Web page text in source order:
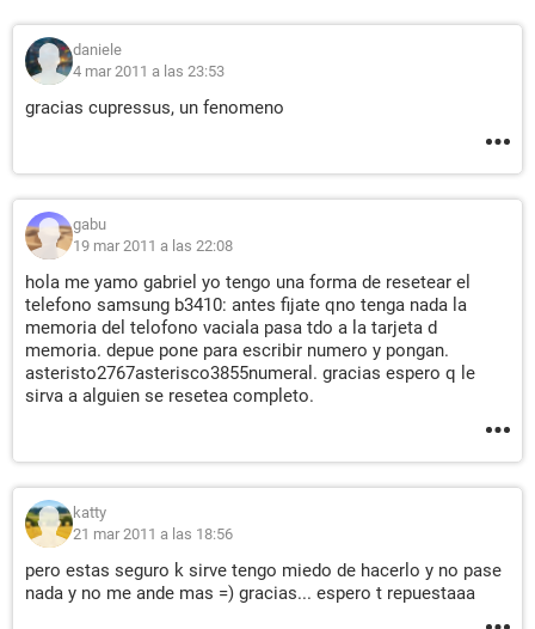
daniele
4 mar 2011 a las 23:53
gracias cupressus, un fenomeno
gabu
19 mar 2011 a las 22:08
hola me yamo gabriel yo tengo una forma de resetear el
telefono samsung b3410: antes fijate qno tenga nada la
memoria del telofono vaciala pasa tdo a la tarjeta d
memoria. depue pone para escribir numero y pongan.
asteristo2767asterisco3855numeral. gracias espero q le
sirva a alguien se resetea completo.
katty
21 mar 2011 a las 18:56
pero estas seguro k sirve tengo miedo de hacerlo y no pase
nada y no me ande mas =) gracias... espero t repuestaaa